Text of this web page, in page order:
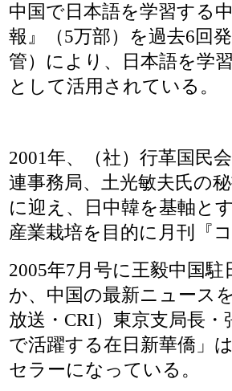
中国で日本語を学習する
報』（5万部）を過去6回
管）により、日本語を学
として活用されている。
2001年、（社）行革国民
連事務局、土光敏夫氏の
に迎え、日中韓を基軸と
産業栽培を目的に月刊『
2005年7月号に王毅中国
か、中国の最新ニュース
放送・CRI）東京支局長
で活躍する在日新華僑」
セラーになっている。